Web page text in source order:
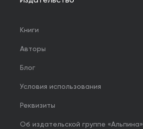
Книги
Авторы
Блог
Условия использования
Реквизиты
Об издательской группе «Альпина»